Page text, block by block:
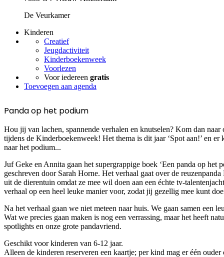
De Veurkamer
Kinderen
Creatief
Jeugdactiviteit
Kinderboekenweek
Voorlezen
Voor iedereen gratis
Toevoegen aan agenda
Panda op het podium
Hou jij van lachen, spannende verhalen en knutselen? Kom dan naar
tijdens de Kinderboekenweek! Het thema is dit jaar ‘Spot aan!’ en er
naar het podium...
Juf Geke en Annita gaan het supergrappige boek ‘Een panda op het
geschreven door Sarah Horne. Het verhaal gaat over de
uit de dierentuin omdat ze mee wil doen aan een échte tv-
verhaal op een heel leuke manier voor, zodat jij gezellig mee kunt
Na het verhaal gaan we niet meteen naar huis. We gaan samen een
Wat we precies gaan maken is nog een verrassing, maar het heeft
spotlights en onze grote pandavriend.
Geschikt voor kinderen van 6-12 jaar.
Alleen de kinderen reserveren een kaartje; per kind mag er één ouder